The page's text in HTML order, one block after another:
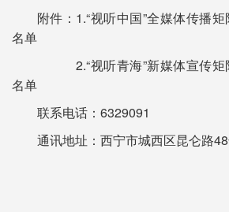
附件：1.“视听中国”全媒体传播
名单
2.“视听青海”新媒体宣传矩
名单
联系电话：6329091
通讯地址：西宁市城西区昆仑路